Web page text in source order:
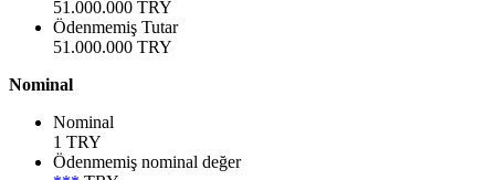
51.000.000 TRY
Ödenmemiş Tutar
51.000.000 TRY
Nominal
Nominal
1 TRY
Ödenmemiş nominal değer